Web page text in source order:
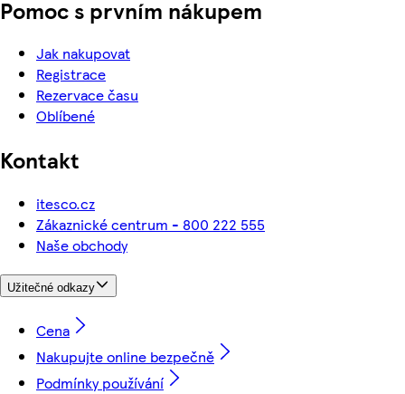
Pomoc s prvním nákupem
Jak nakupovat
Registrace
Rezervace času
Oblíbené
Kontakt
itesco.cz
Zákaznické centrum - 800 222 555
Naše obchody
Užitečné odkazy
Cena
Nakupujte online bezpečně
Podmínky používání